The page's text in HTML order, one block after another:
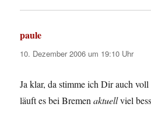
paule
10. Dezember 2006 um 19:10 Uhr
Ja klar, da stimme ich Dir auch
läuft es bei Bremenaktuellviel